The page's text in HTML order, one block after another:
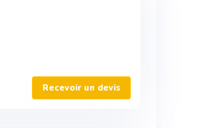
Recevoir un devis